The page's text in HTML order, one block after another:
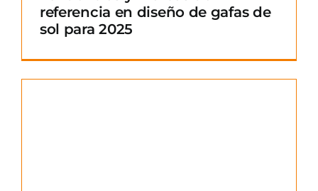
referencia en diseño de gafas de
sol para 2025